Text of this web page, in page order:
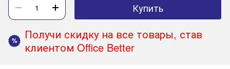
Купить
%
Получи скидку на все товары, став
клиентом Office Better